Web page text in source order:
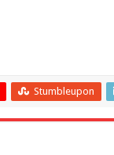
Stumbleupon